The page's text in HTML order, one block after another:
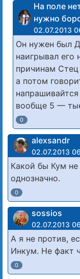
На поле
нужно
02.07.2013
Он нужен был
наигрывал его
причинам Стец
а потом
вообще 5 —
0
alexsandr
02.07.2013
Какой бы Кум
однозначно.
0
sossios
02.07.2013
А я не против,
Инкум. Не факт
0